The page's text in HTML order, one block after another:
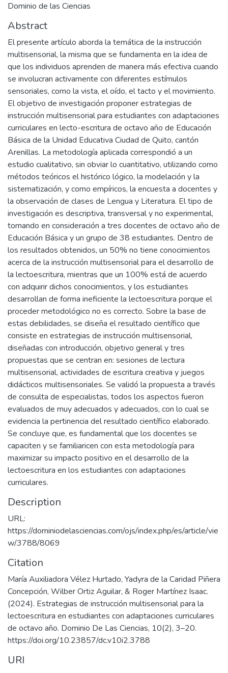
Dominio de las Ciencias
Abstract
El presente artículo aborda la temática de la instrucción
multisensorial, la misma que se fundamenta en la idea de
que los individuos aprenden de manera más efectiva cuando
se involucran activamente con diferentes estímulos
sensoriales, como la vista, el oído, el tacto y el movimiento.
El objetivo de investigación proponer estrategias de
instrucción multisensorial para estudiantes con adaptaciones
curriculares en lecto-escritura de octavo año de Educación
Básica de la Unidad Educativa Ciudad de Quito, cantón
Arenillas. La metodología aplicada correspondió a un
estudio cualitativo, sin obviar lo cuantitativo, utilizando como
métodos teóricos el histórico lógico, la modelación y la
sistematización, y como empíricos, la encuesta a docentes y
la observación de clases de Lengua y Literatura. El tipo de
investigación es descriptiva, transversal y no experimental,
tomando en consideración a tres docentes de octavo año de
Educación Básica y un grupo de 38 estudiantes. Dentro de
los resultados obtenidos, un 50% no tiene conocimientos
acerca de la instrucción multisensorial para el desarrollo de
la lectoescritura, mientras que un 100% está de acuerdo
con adquirir dichos conocimientos, y los estudiantes
desarrollan de forma ineficiente la lectoescritura porque el
proceder metodológico no es correcto. Sobre la base de
estas debilidades, se diseña el resultado científico que
consiste en estrategias de instrucción multisensorial,
diseñadas con introducción, objetivo general y tres
propuestas que se centran en: sesiones de lectura
multisensorial, actividades de escritura creativa y juegos
didácticos multisensoriales. Se validó la propuesta a través
de consulta de especialistas, todos los aspectos fueron
evaluados de muy adecuados y adecuados, con lo cual se
evidencia la pertinencia del resultado científico elaborado.
Se concluye que, es fundamental que los docentes se
capaciten y se familiaricen con esta metodología para
maximizar su impacto positivo en el desarrollo de la
lectoescritura en los estudiantes con adaptaciones
curriculares.
Description
URL:
https://dominiodelasciencias.com/ojs/index.php/es/article/vie
w/3788/8069
Citation
María Auxiliadora Vélez Hurtado, Yadyra de la Caridad Piñera
Concepción, Wilber Ortiz Aguilar, & Roger Martínez Isaac.
(2024). Estrategias de instrucción multisensorial para la
lectoescritura en estudiantes con adaptaciones curriculares
de octavo año. Dominio De Las Ciencias, 10(2), 3–20.
https://doi.org/10.23857/dc.v10i2.3788
URI